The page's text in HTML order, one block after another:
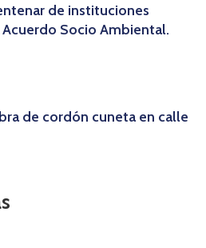
de instituciones
Socio Ambiental.
de cordón cuneta en calle